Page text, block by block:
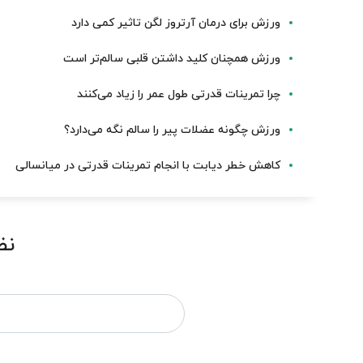
ورزش برای درمان آرتروز لگن تاثیر کمی دارد
ورزش همچنان کلید داشتن قلبی سالم‌تر است
چرا تمرینات قدرتی طول عمر را زیاد می‌کنند
ورزش چگونه عضلات پیر را سالم نگه می‌دارد؟
کاهش خطر دیابت با انجام تمرینات قدرتی در میانسالی